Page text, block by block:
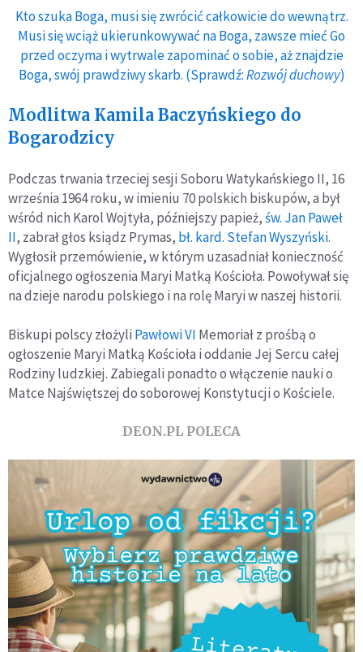
Kto szuka Boga, musi się zwrócić całkowicie do wewnątrz.
Musi się wciąż ukierunkowywać na Boga, zawsze mieć Go
przed oczyma i wytrwale zapominać o sobie, aż znajdzie
Boga, swój prawdziwy skarb. (Sprawdź:Rozwój duchowy)
Modlitwa Kamila Baczyńskiego do
Bogarodzicy
Podczas trwania trzeciej sesji Soboru Watykańskiego II, 16
września 1964 roku, w imieniu 70 polskich biskupów, a był
wśród nich Karol Wojtyła, późniejszy papież,św. Jan Paweł
II, zabrał głos ksiądz Prymas, bł. kard. Stefan Wyszyński.
Wygłosił przemówienie, w którym uzasadniał konieczność
oficjalnego ogłoszenia Maryi Matką Kościoła. Powoływał się
na dzieje narodu polskiego i na rolę Maryi w naszej historii.
Biskupi polscy złożyli Pawłowi VI Memoriał z prośbą o
ogłoszenie Maryi Matką Kościoła i oddanie Jej Sercu całej
Rodziny ludzkiej. Zabiegali ponadto o włączenie nauki o
Matce Najświętszej do soborowej Konstytucji o Kościele.
DEON.PL POLECA